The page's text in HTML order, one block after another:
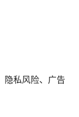
隐私风险、广告